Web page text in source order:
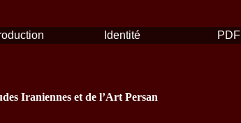
Identité PDF
Iraniennes et de l’Art Persan